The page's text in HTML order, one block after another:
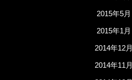
2015年5月
2015年1月
2014年12月
2014年11月